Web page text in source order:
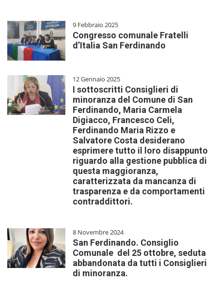
9 Febbraio 2025
Congresso comunale Fratelli
d’Italia San Ferdinando
12 Gennaio 2025
I sottoscritti Consiglieri di
minoranza del Comune di San
Ferdinando, Maria Carmela
Digiacco, Francesco Celi,
Ferdinando Maria Rizzo e
Salvatore Costa desiderano
esprimere tutto il loro disappunto
riguardo alla gestione pubblica di
questa maggioranza,
caratterizzata da mancanza di
trasparenza e da comportamenti
contraddittori.
8 Novembre 2024
San Ferdinando. Consiglio
Comunale del 25 ottobre, seduta
abbandonata da tutti i Consiglieri
di minoranza.